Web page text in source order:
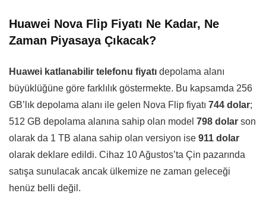
Huawei Nova Flip Fiyatı Ne Kadar, Ne
Zaman Piyasaya Çıkacak?
Huawei katlanabilir telefonu fiyatı depolama alanı
büyüklüğüne göre farklılık göstermekte. Bu kapsamda 256
GB’lık depolama alanı ile gelen Nova Flip fiyatı 744 dolar;
512 GB depolama alanına sahip olan model 798 dolar son
olarak da 1 TB alana sahip olan versiyon ise 911 dolar
olarak deklare edildi. Cihaz 10 Ağustos’ta Çin pazarında
satışa sunulacak ancak ülkemize ne zaman geleceği
henüz belli değil.